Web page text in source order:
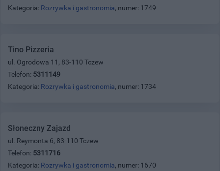
Kategoria: Rozrywka i gastronomia, numer: 1749
Tino Pizzeria
ul. Ogrodowa 11, 83-110 Tczew
Telefon: 5311149
Kategoria: Rozrywka i gastronomia, numer: 1734
Słoneczny Zajazd
ul. Reymonta 6, 83-110 Tczew
Telefon: 5311716
Kategoria: Rozrywka i gastronomia, numer: 1670